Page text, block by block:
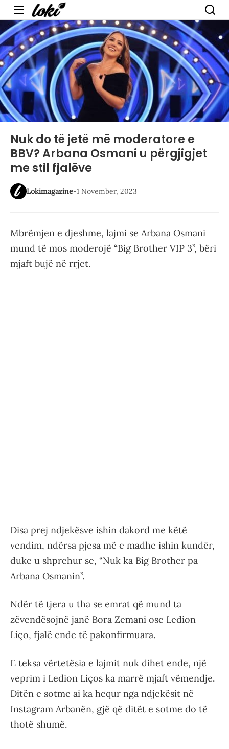
Menu
Nuk do të jetë më moderatore e
BBV? Arbana Osmani u përgjigjet
me stil fjalëve
Lokimagazine-1 November, 2023
Mbrëmjen e djeshme, lajmi se Arbana Osmani
mund të mos moderojë “Big Brother VIP 3”, bëri
mjaft bujë në rrjet.
Disa prej ndjekësve ishin dakord me këtë
vendim, ndërsa pjesa më e madhe ishin kundër,
duke u shprehur se, “Nuk ka Big Brother pa
Arbana Osmanin”.
Ndër të tjera u tha se emrat që mund ta
zëvendësojnë janë Bora Zemani ose Ledion
Liço, fjalë ende të pakonfirmuara.
E teksa vërtetësia e lajmit nuk dihet ende, një
veprim i Ledion Liços ka marrë mjaft vëmendje.
Ditën e sotme ai ka hequr nga ndjekësit në
Instagram Arbanën, gjë që ditët e sotme do të
thotë shumë.